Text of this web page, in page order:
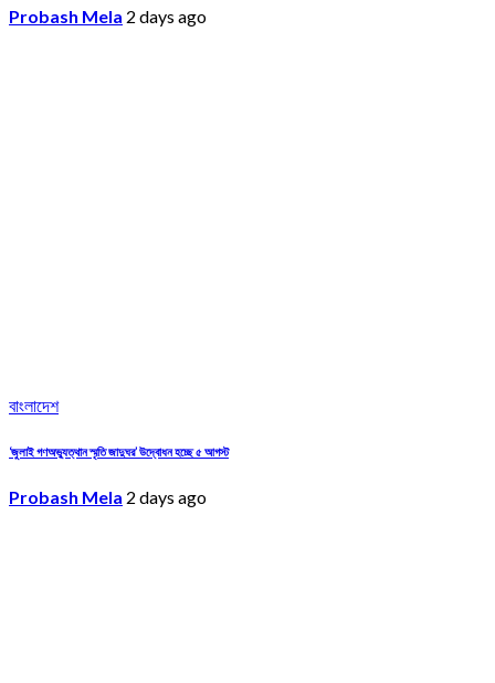
Probash Mela 2 days ago
বাংলাদেশ
‘জুলাই গণঅভ্যুত্থান স্মৃতি জাদুঘর’ উদ্বোধন হচ্ছে ৫ আগস্ট
Probash Mela 2 days ago